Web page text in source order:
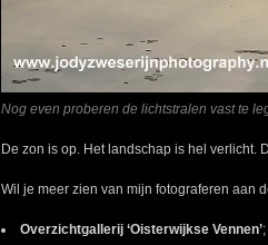
Nog even proberen de lichtstralen vast te
De zon is op. Het landschap is hel verlicht.
Wil je meer zien van mijn fotograferen aan
Overzichtgallerij ‘Oisterwijkse Vennen’;